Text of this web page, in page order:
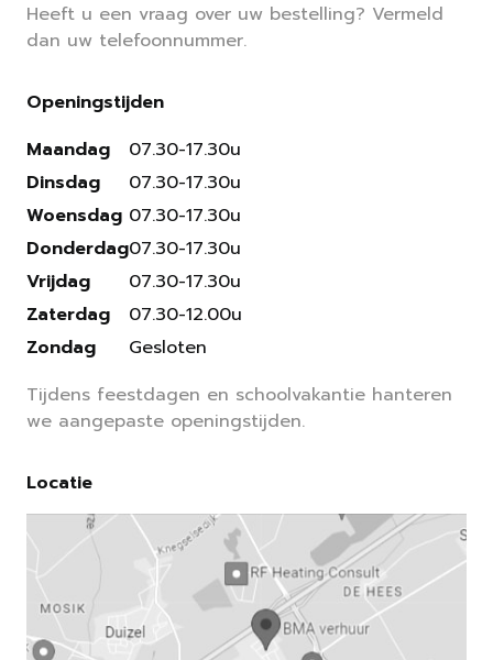
Heeft u een vraag over uw bestelling? Vermeld
dan uw telefoonnummer.
Openingstijden
Maandag
Dinsdag
Woensdag
Donderdag
Vrijdag
Zaterdag
Zondag
07.30-17.30u
07.30-17.30u
07.30-17.30u
07.30-17.30u
07.30-17.30u
07.30-12.00u
Gesloten
Tijdens feestdagen en schoolvakantie hanteren
we aangepaste openingstijden.
Locatie